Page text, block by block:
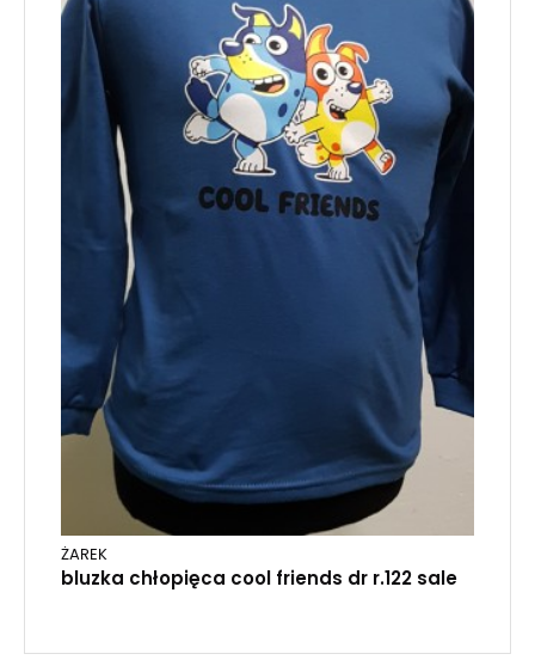
ŻAREK
bluzka chłopięca cool friends dr r.122 sale